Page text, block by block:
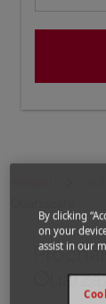
Aucun
By clicking
on your
assist in our